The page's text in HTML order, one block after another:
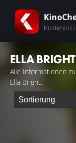
Kostenlos
ELLA BRIGHT
Alle Informationen
Ella Bright.